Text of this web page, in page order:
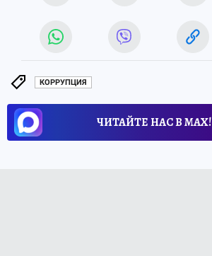
КОРРУПЦИЯ
ЧИТАЙТЕ НАС В МАХ!